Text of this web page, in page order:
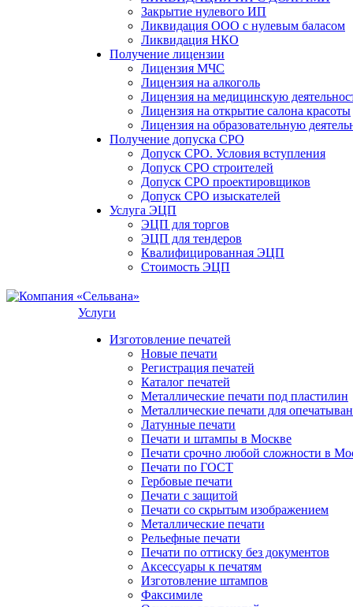
Закрытие нулевого ИП
Ликвидация ООО с нулевым баласом
Ликвидация НКО
Получение лицензии
Лицензия МЧС
Лицензия на алкоголь
Лицензия на медицинскую
Лицензия на открытие салона красоты
Лицензия на образовательную
Получение допуска СРО
Допуск СРО. Условия вступления
Допуск СРО строителей
Допуск СРО проектировщиков
Допуск СРО изыскателей
Услуга ЭЦП
ЭЦП для торгов
ЭЦП для тендеров
Квалифицированная ЭЦП
Стоимость ЭЦП
Услуги
Изготовление печатей
Новые печати
Регистрация печатей
Каталог печатей
Металлические печати под пластилин
Металлические печати для
Латунные печати
Печати и штампы в Москве
Печати срочно любой сложности в
Печати по ГОСТ
Гербовые печати
Печати с защитой
Печати со скрытым изображением
Металлические печати
Рельефные печати
Печати по оттиску без документов
Аксессуары к печатям
Изготовление штампов
Факсимиле